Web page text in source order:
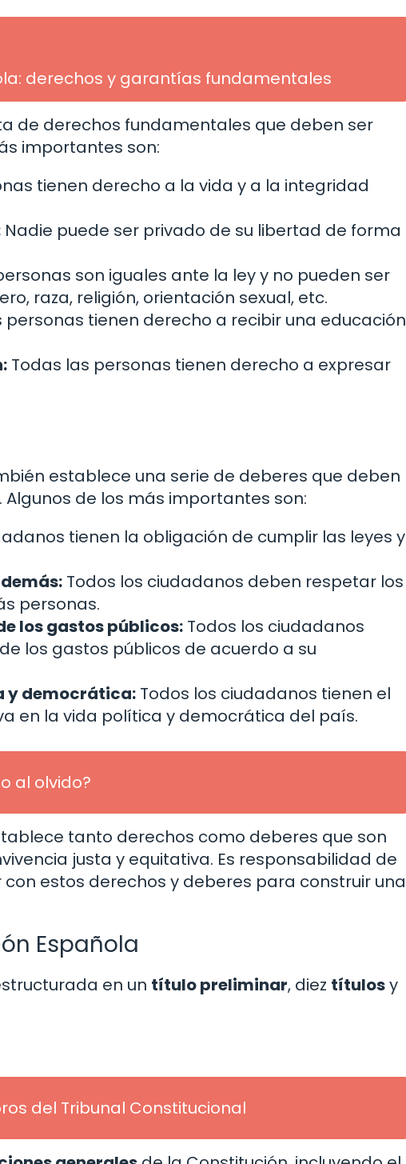
derechos y garantías fundamentales
de derechos fundamentales que deben ser
importantes son:
tienen derecho a la vida y a la integridad
Nadie puede ser privado de su libertad de forma
son iguales ante la ley y no pueden ser
raza, religión, orientación sexual, etc.
personas tienen derecho a recibir una educación
Todas las personas tienen derecho a expresar
establece una serie de deberes que deben
de los más importantes son:
tienen la obligación de cumplir las leyes y
Todos los ciudadanos deben respetar los
personas.
los gastos públicos: Todos los ciudadanos
los gastos públicos de acuerdo a su
y democrática: Todos los ciudadanos tienen el
en la vida política y democrática del país.
al olvido?
tanto derechos como deberes que son
justa y equitativa. Es responsabilidad de
estos derechos y deberes para construir una
Española
en un título preliminar, diez títulosy
del Tribunal Constitucional